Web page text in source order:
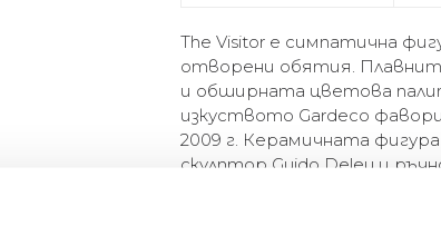
The Visitor е симпатична
отворени обятия.
и обширната цветова
изкуството Gardeco
2009 г. Керамичната
скулптор Guido Deleu и